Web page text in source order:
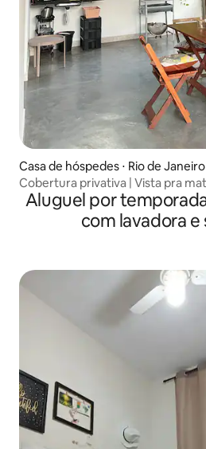
Casa de hóspedes ⋅ Rio de Janeiro
Cobertura privativa | Vista pra
Aluguel por
com lavadora e